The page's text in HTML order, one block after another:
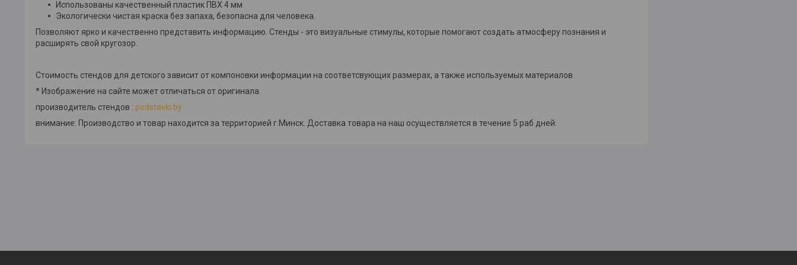
Использованы качественный пластик ПВХ 4 мм
Экологически чистая краска без запаха, безопасна для человека.
Позволяют ярко и качественно представить информацию. Стенды - это визуальные стимулы, которые помогают создать атмосферу познания и
расширять свой кругозор.
Стоимость стендов для детского зависит от компоновки информации на соответсвующих размерах, а также используемых материалов.
* Изображение на сайте может отличаться от оригинала.
производитель стендов : podstavki.by
внимание: Производство и товар находится за территорией г.Минск. Доставка товара на наш осуществляется в течение 5 раб дней.